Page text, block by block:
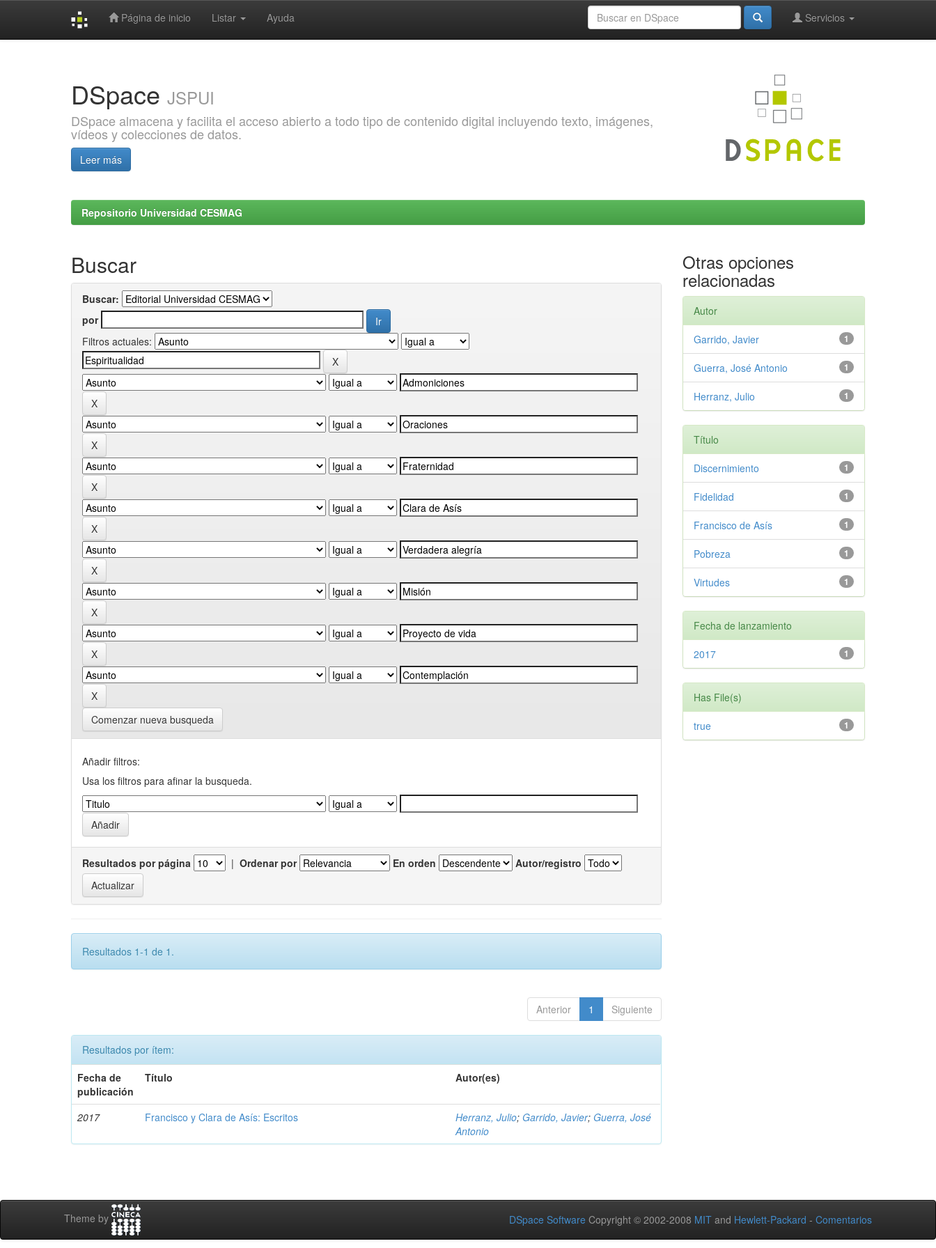
Página de inicio Listar Ayuda Servicios
DSpace JSPUI
DSpace almacena y facilita el acceso abierto a todo tipo de contenido digital incluyendo texto, imágenes,
vídeos y colecciones de datos.
Leer más
Repositorio Universidad CESMAG
Buscar
Buscar:
por
Filtros actuales:
Comenzar nueva busqueda
Añadir filtros:
Usa los filtros para afinar la busqueda.
Resultados por página | Ordenar por En orden Autor/registro
Resultados 1-1 de 1.
Anterior 1 Siguiente
Resultados por ítem:
Fecha de
publicación
Título Autor(es)
2017 Francisco y Clara de Asís: Escritos Herranz, Julio; Garrido, Javier; Guerra, José
Antonio
Otras opciones
relacionadas
Autor
1
Garrido, Javier
1
Guerra, José Antonio
1
Herranz, Julio
Título
1
Discernimiento
1
Fidelidad
1
Francisco de Asís
1
Pobreza
1
Virtudes
Fecha de lanzamiento
1
2017
Has File(s)
1
true
Theme by DSpace Software Copyright © 2002-2008 MIT and Hewlett-Packard - Comentarios